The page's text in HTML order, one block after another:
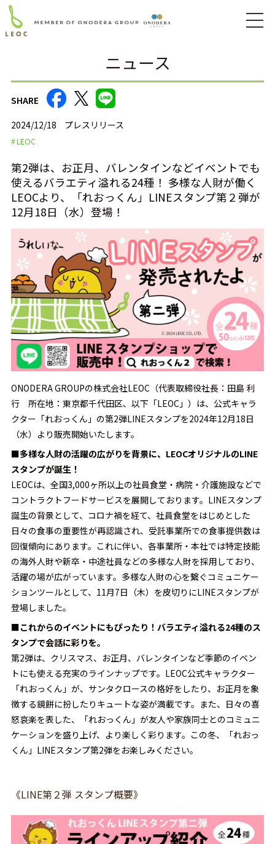
ニュース
2024/12/18 プレスリリース
LEOC
第2弾は、お正月、バレンタインなどイベントでも
使えるバラエティ溢れる24種！ 多様な人財が働く
LEOCより、「れおっくん」LINEスタンプ第２弾が
12月18日（水）登場！
ONODERA GROUPの株式会社LEOC（代表取締役社長：田島 利
行 所在地：東京都千代田区、以下「LEOC」）は、公式キャラ
クター「れおっくん」の第2弾LINEスタンプを2024年12月18日
（水）より販売開始いたします。
■多様な人財の活躍の広がりを背景に、LEOCオリジナルのLINE
スタンプが誕生！
LEOCは、全国3,000ヶ所以上の社員食堂・病院・介護施設などで
コントラクトフードサービスを展開しております。LINEスタンプ
誕生の背景として、コロナ禍を経て、社員食堂をはじめとした
日々の食事の重要性が再認識され、受託事業所での食事提供数は
回復傾向にあります。これに伴い、各事業所・本社では特定技能
の海外人財や新卒・中途社員などの多様な人財を採用しており、
活躍の場が広がっています。多様な人財の心を繋ぐコミュニケー
ションツールとして、11月7日（木）を皮切りにLINEスタンプが
登場しました。
■これからのイベントにもぴったり！バラエティ溢れる24種のス
タンプで会話に彩りを。
第2弾は、クリスマス、お正月、バレンタインなど季節のイベン
トにも使える充実のラインナップです。LEOC公式キャラクター
「れおっくん」が、サンタクロースの格好をしたり、お正月を象
徴する鏡餅に扮したりキュートな姿が満載です。また、日々の喜
怒哀楽を表した、「れおっくん」が友人や家族同士とのコミュニ
ケーションを盛り上げ、より楽しく彩ります。この冬、「れおっ
くん」LINEスタンプ第2弾をお楽しみください。
《LINE第２弾 スタンプ概要》
SHARE